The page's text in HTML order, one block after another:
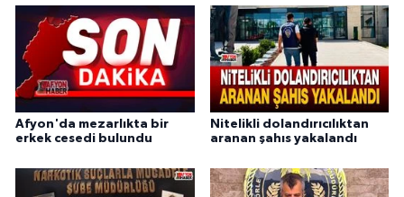
Afyon'da mezarlıkta bir
erkek cesedi bulundu
Nitelikli dolandırıcılıktan
aranan şahıs yakalandı